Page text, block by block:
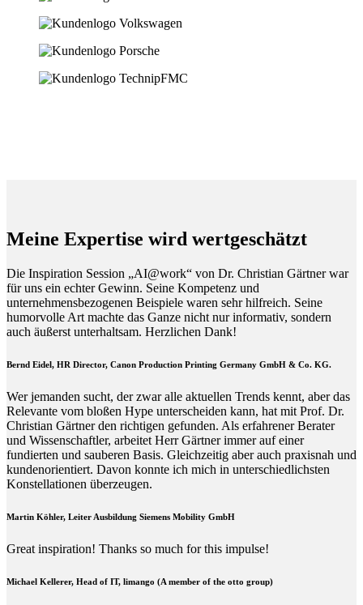
Meine Expertise wird wertgeschätzt
Die Inspiration Session „AI@work“ von Dr. Christian Gärtner war
für uns ein echter Gewinn. Seine Kompetenz und
unternehmensbezogenen Beispiele waren sehr hilfreich. Seine
humorvolle Art machte das Ganze nicht nur informativ, sondern
auch äußerst unterhaltsam. Herzlichen Dank!
Bernd Eidel, HR Director, Canon Production Printing Germany GmbH & Co. KG.
Wer jemanden sucht, der zwar alle aktuellen Trends kennt, aber das
Relevante vom bloßen Hype unterscheiden kann, hat mit Prof. Dr.
Christian Gärtner den richtigen gefunden. Als erfahrener Berater
und Wissenschaftler, arbeitet Herr Gärtner immer auf einer
fundierten und sauberen Basis. Gleichzeitig aber auch praxisnah und
kundenorientiert. Davon konnte ich mich in unterschiedlichsten
Konstellationen überzeugen.
Martin Köhler, Leiter Ausbildung Siemens Mobility GmbH
Great inspiration! Thanks so much for this impulse!
Michael Kellerer, Head of IT, limango (A member of the otto group)